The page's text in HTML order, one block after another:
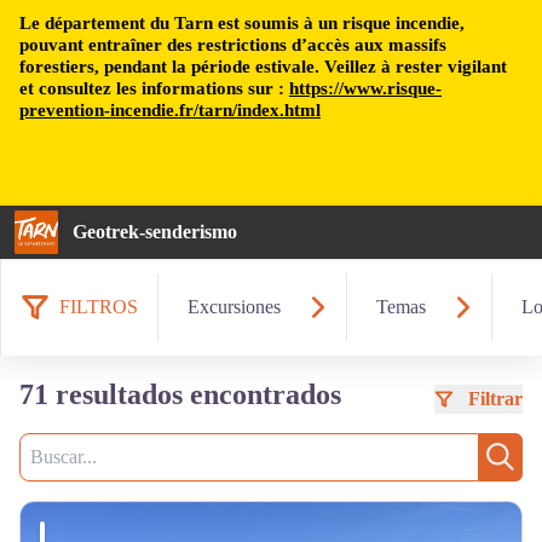
Le département du Tarn est soumis à un risque incendie,
pouvant entraîner des restrictions d’accès aux massifs
forestiers, pendant la période estivale. Veillez à rester vigilant
et consultez les informations sur : https://www.risque-
prevention-incendie.fr/tarn/index.html
Geotrek-senderismo
FILTROS Excursiones Temas
71 resultados encontrados Filtrar
Busca